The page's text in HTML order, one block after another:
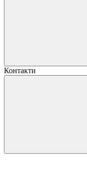
Контакти